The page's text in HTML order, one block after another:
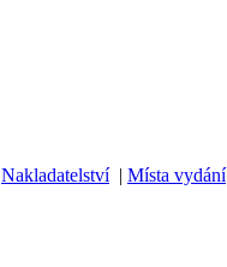
Nakladatelství| Místa vydání